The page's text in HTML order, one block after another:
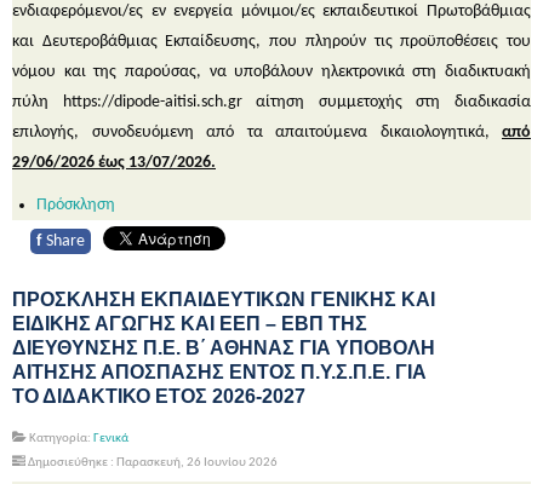
ενδιαφερόμενοι/ες εν ενεργεία μόνιμοι/ες εκπαιδευτικοί Πρωτοβάθμιας
και Δευτεροβάθμιας Εκπαίδευσης, που πληρούν τις προϋποθέσεις του
νόμου και της παρούσας, να υποβάλουν ηλεκτρονικά στη διαδικτυακή
πύλη https://dipode-aitisi.sch.gr αίτηση συμμετοχής στη διαδικασία
επιλογής, συνοδευόμενη από τα απαιτούμενα δικαιολογητικά, από
29/06/2026 έως 13/07/2026.
Πρόσκληση
f Share
ΠΡΟΣΚΛΗΣΗ ΕΚΠΑΙΔΕΥΤΙΚΩΝ ΓΕΝΙΚΗΣ ΚΑΙ
ΕΙΔΙΚΗΣ ΑΓΩΓΗΣ ΚΑΙ ΕΕΠ – ΕΒΠ ΤΗΣ
ΔΙΕΥΘΥΝΣΗΣ Π.Ε. Β΄ ΑΘΗΝΑΣ ΓΙΑ ΥΠΟΒΟΛΗ
ΑΙΤΗΣΗΣ ΑΠΟΣΠΑΣΗΣ ΕΝΤΟΣ Π.Υ.Σ.Π.Ε. ΓΙΑ
ΤΟ ΔΙΔΑΚΤΙΚΟ ΕΤΟΣ 2026-2027
Κατηγορία: Γενικά
Δημοσιεύθηκε : Παρασκευή, 26 Ιουνίου 2026